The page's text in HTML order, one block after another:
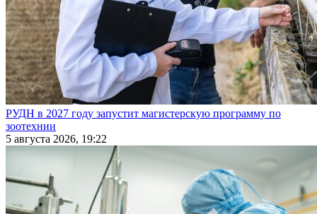
РУДН в 2027 году запустит магистерскую программу по
зоотехнии
5 августа 2026, 19:22